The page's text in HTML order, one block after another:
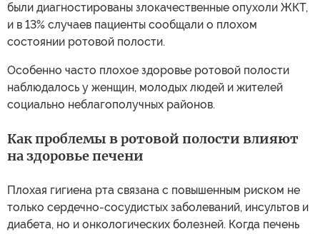
были диагностированы злокачественные опухоли ЖКТ,
и в 13% случаев пациенты сообщали о плохом
состоянии ротовой полости.
Особенно часто плохое здоровье ротовой полости
наблюдалось у женщин, молодых людей и жителей
социально неблагополучных районов.
Как проблемы в ротовой полости влияют
на здоровье печени
Плохая гигиена рта связана с повышенным риском не
только сердечно-сосудистых заболеваний, инсультов и
диабета, но и онкологических болезней. Когда печень